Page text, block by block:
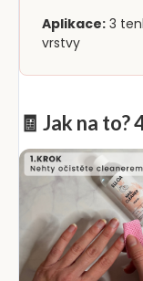
Aplikace: 3
vrstvy
🧾 Jak na